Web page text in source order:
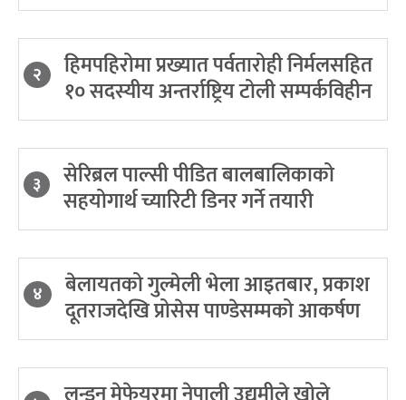
२ हिमपहिरोमा प्रख्यात पर्वतारोही निर्मलसहित
१० सदस्यीय अन्तर्राष्ट्रिय टोली सम्पर्कविहीन
३ सेरिब्रल पाल्सी पीडित बालबालिकाको
सहयोगार्थ च्यारिटी डिनर गर्ने तयारी
४ बेलायतको गुल्मेली भेला आइतबार, प्रकाश
दूतराजदेखि प्रोसेस पाण्डेसम्मको आकर्षण